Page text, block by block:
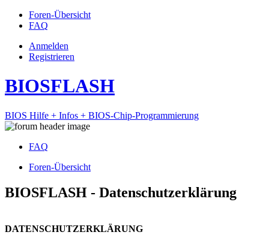
Foren-Übersicht
FAQ
Anmelden
Registrieren
BIOSFLASH
BIOS Hilfe + Infos + BIOS-Chip-Programmierung
FAQ
Foren-Übersicht
BIOSFLASH - Datenschutzerklärung
DATENSCHUTZERKLÄRUNG